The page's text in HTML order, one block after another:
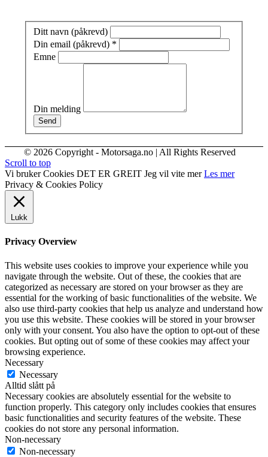
Ditt navn (påkrevd)
Din email (påkrevd) *
Emne
Din melding
Send
© 2026 Copyright - Motorsaga.no | All Rights Reserved
Scroll to top
Vi bruker Cookies DET ER GREIT Jeg vil vite mer Les mer
Privacy & Cookies Policy
Lukk
Privacy Overview
This website uses cookies to improve your experience while you
navigate through the website. Out of these, the cookies that are
categorized as necessary are stored on your browser as they are
essential for the working of basic functionalities of the website. We
also use third-party cookies that help us analyze and understand how
you use this website. These cookies will be stored in your browser
only with your consent. You also have the option to opt-out of these
cookies. But opting out of some of these cookies may affect your
browsing experience.
Necessary
Necessary
Alltid slått på
Necessary cookies are absolutely essential for the website to
function properly. This category only includes cookies that ensures
basic functionalities and security features of the website. These
cookies do not store any personal information.
Non-necessary
Non-necessary